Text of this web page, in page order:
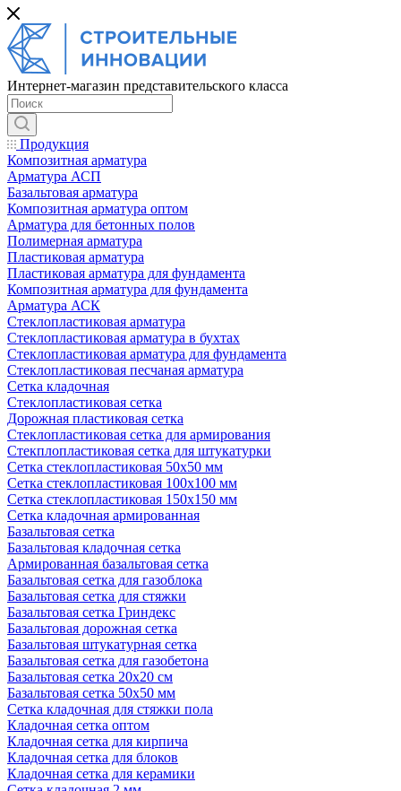
Интернет-магазин представительского класса
Продукция
Композитная арматура
Арматура АСП
Базальтовая арматура
Композитная арматура оптом
Арматура для бетонных полов
Полимерная арматура
Пластиковая арматура
Пластиковая арматура для фундамента
Композитная арматура для фундамента
Арматура АСК
Cтеклопластиковая арматура
Стеклопластиковая арматура в бухтах
Стеклопластиковая арматура для фундамента
Стеклопластиковая песчаная арматура
Сетка кладочная
Стеклопластиковая сетка
Дорожная пластиковая сетка
Стеклопластиковая сетка для армирования
Стекплопластиковая сетка для штукатурки
Сетка стеклопластиковая 50x50 мм
Сетка стеклопластиковая 100x100 мм
Сетка стеклопластиковая 150x150 мм
Сетка кладочная армированная
Базальтовая сетка
Базальтовая кладочная сетка
Армированная базальтовая сетка
Базальтовая сетка для газоблока
Базальтовая сетка для стяжки
Базальтовая сетка Гриндекс
Базальтовая дорожная сетка
Базальтовая штукатурная сетка
Базальтовая сетка для газобетона
Базальтовая сетка 20x20 см
Базальтовая сетка 50x50 мм
Сетка кладочная для стяжки пола
Кладочная сетка оптом
Кладочная сетка для кирпича
Кладочная сетка для блоков
Кладочная сетка для керамики